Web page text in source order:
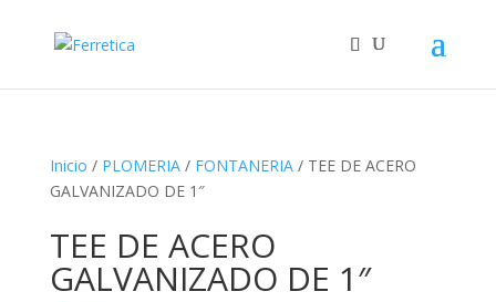
Inicio / PLOMERIA/ FONTANERIA/ TEE DE ACERO
GALVANIZADO DE 1″
TEE DE ACERO
GALVANIZADO DE 1″